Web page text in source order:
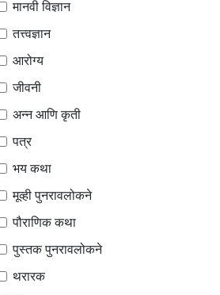
मानवी विज्ञान
तत्त्वज्ञान
आरोग्य
जीवनी
अन्न आणि कृती
पत्र
भय कथा
मूव्ही पुनरावलोकने
पौराणिक कथा
पुस्तक पुनरावलोकने
थरारक